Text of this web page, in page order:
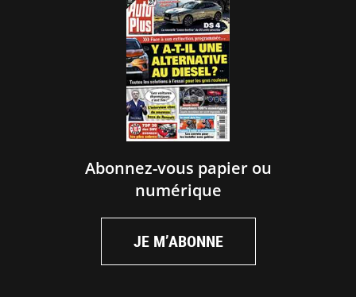
Abonnez-vous papier ou
numérique
JE M’ABONNE